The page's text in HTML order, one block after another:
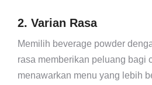
2. Varian Rasa
Memilih beverage powder
rasa memberikan peluang bagi
menawarkan menu yang lebih